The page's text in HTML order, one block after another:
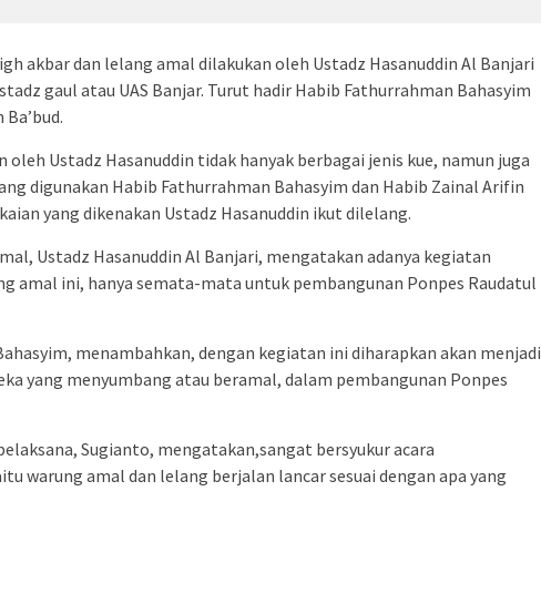
akbar dan lelang amal dilakukan oleh Ustadz Hasanuddin Al Banjari
gaul atau UAS Banjar. Turut hadir Habib Fathurrahman Bahasyim
oleh Ustadz Hasanuddin tidak hanyak berbagai jenis kue, namun juga
digunakan Habib Fathurrahman Bahasyim dan Habib Zainal Arifin
yang dikenakan Ustadz Hasanuddin ikut dilelang.
Ustadz Hasanuddin Al Banjari, mengatakan adanya kegiatan
amal ini, hanya semata-mata untuk pembangunan Ponpes Raudatul
menambahkan, dengan kegiatan ini diharapkan akan menjadi
yang menyumbang atau beramal, dalam pembangunan Ponpes
Sugianto, mengatakan,sangat bersyukur acara
warung amal dan lelang berjalan lancar sesuai dengan apa yang